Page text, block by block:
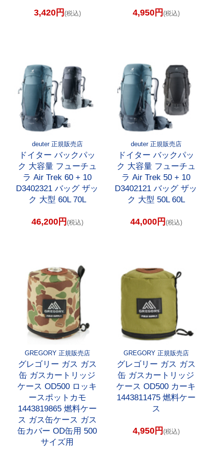
3,420円 (税込) 4,950円 (税込)
deuter 正規販売店
ドイター バックパッ
ク 大容量 フューチュ
ラ Air Trek 60 + 10
D3402321 バッグ ザッ
ク 大型 60L 70L
46,200円 (税込)
deuter 正規販売店
ドイター バックパッ
ク 大容量 フューチュ
ラ Air Trek 50 + 10
D3402121 バッグ ザッ
ク 大型 50L 60L
44,000円 (税込)
GREGORY 正規販売店
グレゴリー ガス ガス
缶 ガスカートリッジ
ケース OD500 ロッキ
ースポットカモ
1443819865 燃料ケー
ス ガス缶ケース ガス
缶カバー OD缶用 500
サイズ用
GREGORY 正規販売店
グレゴリー ガス ガス
缶 ガスカートリッジ
ケース OD500 カーキ
1443811475 燃料ケー
ス
4,950円 (税込)